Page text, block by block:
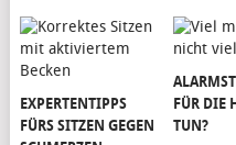
EXPERTENTIPPS
FÜRS SITZEN GEGEN
FÜR DIE
TUN?